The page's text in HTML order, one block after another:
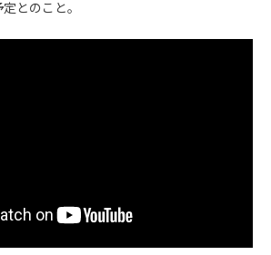
とのこと。